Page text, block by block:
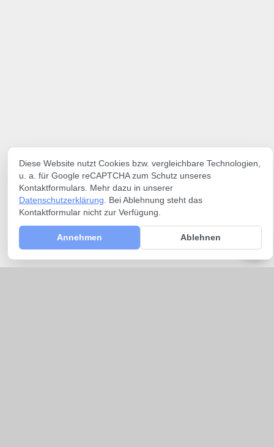
Diese Website nutzt Cookies bzw. vergleichbare Technologien,
u. a. für Google reCAPTCHA zum Schutz unseres
Kontaktformulars. Mehr dazu in unserer
Datenschutzerklärung . Bei Ablehnung steht das
Kontaktformular nicht zur Verfügung.
Annehmen Ablehnen